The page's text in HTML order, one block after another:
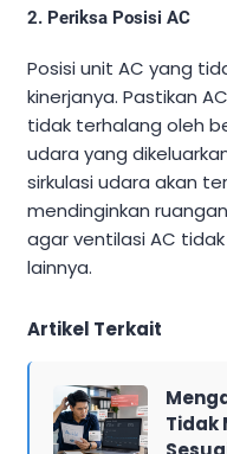
2. Periksa Posisi AC
Posisi unit AC yang
kinerjanya. Pastikan
tidak terhalang oleh
udara yang
sirkulasi udara akan
mendinginkan
agar ventilasi AC
lainnya.
Artikel Terkait
Tidak